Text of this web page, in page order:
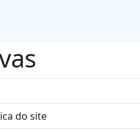
do site